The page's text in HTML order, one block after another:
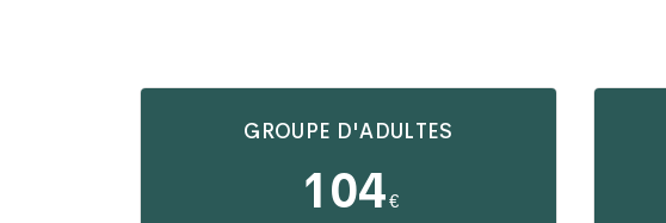
GROUPE D'ADULTES
104
€